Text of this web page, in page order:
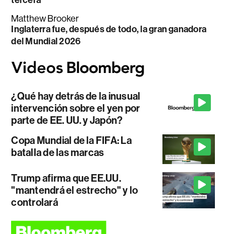
Matthew Brooker
Inglaterra fue, después de todo, la gran ganadora
del Mundial 2026
¿Qué hay detrás de la inusual
intervención sobre el yen por
parte de EE. UU. y Japón?
Copa Mundial de la FIFA: La
batalla de las marcas
Trump afirma que EE.UU.
"mantendrá el estrecho" y lo
controlará